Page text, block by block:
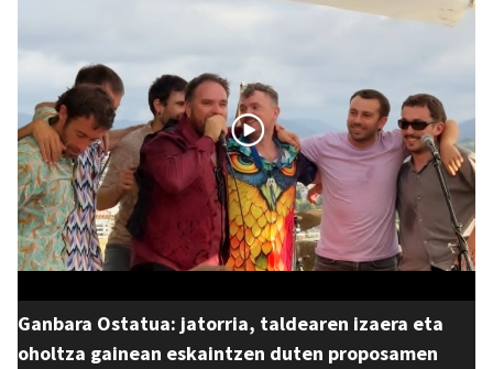
Ganbara Ostatua: jatorria, taldearen izaera eta
oholtza gainean eskaintzen duten proposamen